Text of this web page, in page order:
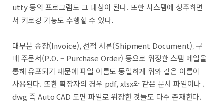
utty 등의 프로그램도 그 대상이 된다. 또한 시스템에 상주하면
서 키로깅 기능도 수행할 수 있다.
대부분 송장(Invoice), 선적 서류(Shipment Document),구
매 주문서(P.O. – Purchase Order) 등으로 위장한 스팸 메일을
통해 유포되기 때문에 파일 이름도 동일하게 위와 같은 이름이
사용된다. 또한 확장자의 경우 pdf, xlsx와 같은 문서 파일이나 .
dwg 즉 Auto CAD 도면 파일로 위장한 것들도 다수 존재한다.